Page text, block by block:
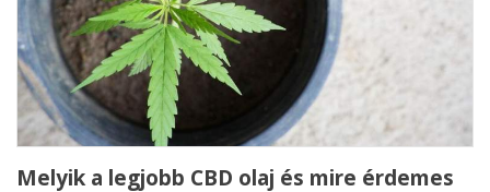
Melyik a legjobb CBD olaj és mire érdemes